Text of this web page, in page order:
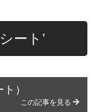
ート’
ト）
この記事を見る